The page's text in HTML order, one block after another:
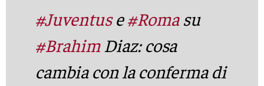
#Juventuse#Romasu
#BrahimDiaz: cosa
cambia con la conferma di